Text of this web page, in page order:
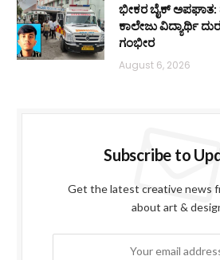
ಭೀಕರ ಬೈಕ್
ಕಾಲೇಜು ವಿದ್ಯಾರ್ಥಿ
ಗಂಭೀರ
August 6, 2026
Subscribe to
Get the latest creative news
about art &